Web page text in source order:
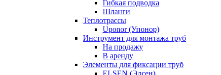
Гибкая подводка
Шланги
Теплотрассы
Uponor (Упонор)
Инструмент для монтажа труб
На продажу
В аренду
Элементы для фиксации труб
ELSEN (Элсен)